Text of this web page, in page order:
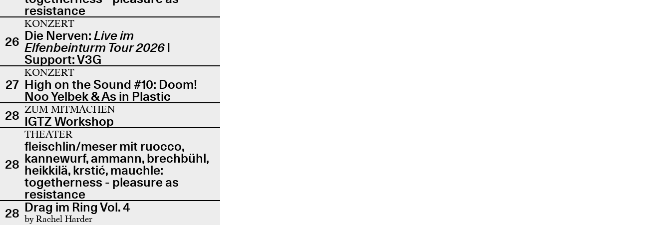
resistance
26
KONZERT
Die Nerven:Live im
Elfenbeinturm Tour 2026 |
Support: V3G
27
KONZERT
High on the Sound #10: Doom!
Noo Yelbek & As in Plastic
28 ZUM MITMACHEN
IGTZ Workshop
28
THEATER
fleischlin/meser mit ruocco,
kannewurf, ammann, brechbühl,
heikkilä, krstić, mauchle:
togetherness - pleasure as
resistance
28 Drag im Ring Vol. 4
by Rachel Harder